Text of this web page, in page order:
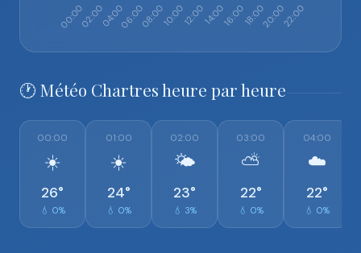
🕐 Météo Chartres heure par heure
00:00
☀️
26°
💧 0%
01:00
☀️
24°
💧 0%
02:00
🌤️
23°
💧 3%
03:00
⛅
22°
💧 0%
04:00
☁️
22°
💧 0%